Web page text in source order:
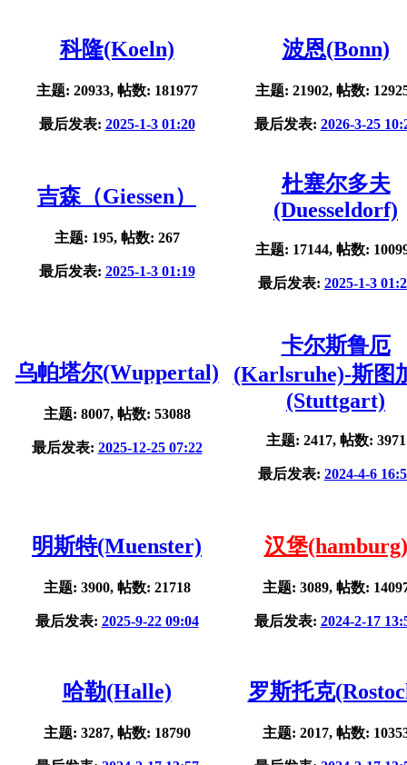
科隆(Koeln)
主题: 20933, 帖数: 181977
最后发表: 2025-1-3 01:20
波恩(Bonn)
主题: 21902, 帖数:
最后发表: 2026-3-25
吉森（Giessen）
主题: 195, 帖数: 267
最后发表: 2025-1-3 01:19
杜塞尔多夫
(Duesseldorf)
主题: 17144, 帖数:
最后发表: 2025-1-3
乌帕塔尔(Wuppertal)
主题: 8007, 帖数: 53088
最后发表: 2025-12-25 07:22
卡尔斯鲁厄
(Karlsruhe)-斯图
(Stuttgart)
主题: 2417, 帖数: 3971
最后发表: 2024-4-6
明斯特(Muenster)
主题: 3900, 帖数: 21718
最后发表: 2025-9-22 09:04
汉堡(hamburg)
主题: 3089, 帖数:
最后发表: 2024-2-17
哈勒(Halle)
主题: 3287, 帖数: 18790
罗斯托克
主题: 2017, 帖数: